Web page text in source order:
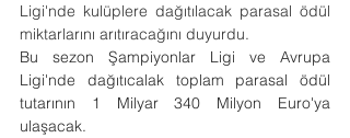
Ligi'nde kulüplere dağıtılacak parasal ödül
miktarlarını arıtıracağını duyurdu.
Bu sezon Şampiyonlar Ligi ve Avrupa
Ligi'nde dağıtıcalak toplam parasal ödül
tutarının 1 Milyar 340 Milyon Euro'ya
ulaşacak.